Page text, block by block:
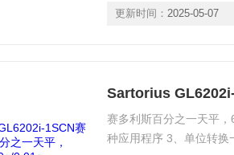
更新时间： 2025-05-07
赛多利斯百分之一天平
种应用程序 3、单位转换